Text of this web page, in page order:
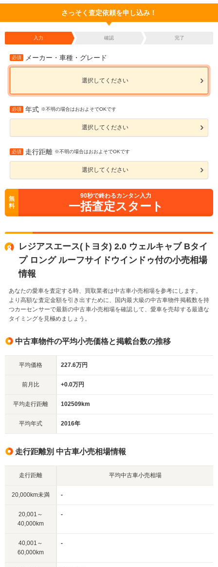
さっそく査定依頼を申し込み！
入力 確認 完了
必須 メーカー・車種・グレード
選択してください
必須 年式 ※不明の場合はおおよそでOKです
選択してください
必須 走行距離 ※不明の場合はおおよそでOKです
選択してください
無
料
90秒で終わるカンタン入力
一括査定スタート
レジアスエース(トヨタ) 2.0 ウェルキャブ Bタイ
プ ロング ルーフサイドウインドゥ付の小売相場
情報
あなたの愛車を査定する時、買取業者は中古車小売相場を参考にします。
より高額な査定金額を引き出すために、国内最大級の中古車物件掲載数を持
つカーセンサーで最新の中古車小売相場を確認して、愛車を売却する最適な
タイミングを見極めましょう。
中古車物件の平均小売価格と掲載台数の推移
平均価格 227.6万円
前月比 +0.0万円
平均走行距離 102509km
平均年式 2016年
走行距離別 中古車小売相場情報
走行距離 平均中古車小売相場
20,000km未満 -
20,001～
40,000km
-
40,001～
60,000km
-